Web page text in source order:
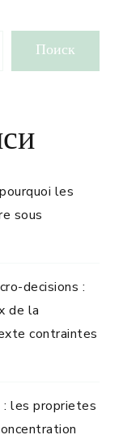
Поиск
les
sous
decisions :
de la
contraintes
: les proprietes